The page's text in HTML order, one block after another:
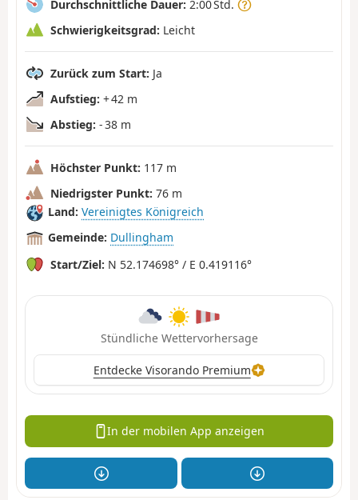
Durchschnittliche Dauer: 2:00 Std.
Schwierigkeitsgrad: Leicht
Zurück zum Start: Ja
Aufstieg: + 42 m
Abstieg: - 38 m
Höchster Punkt: 117 m
Niedrigster Punkt: 76 m
Land: Vereinigtes Königreich
Gemeinde: Dullingham
Start/Ziel: N 52.174698° / E 0.419116°
Stündliche Wettervorhersage
Entdecke Visorando Premium
In der mobilen App anzeigen